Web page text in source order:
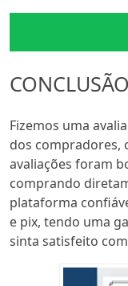
CONCLUSÃO
Fizemos uma
dos compradores,
avaliações foram
comprando
plataforma
e pix, tendo uma
sinta satisfeito